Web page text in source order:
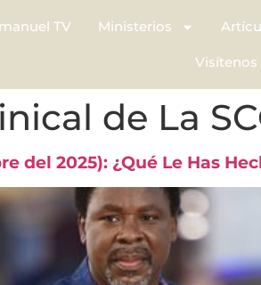
TV Ministerios
Visítenos
de La
del 2025): ¿Qué Le Has